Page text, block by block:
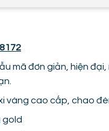
mã đơn giản, hiện
vàng cao cấp, chao
gold